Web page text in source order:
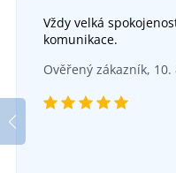
Vždy velká
komunikace.
Ověřený zákazník, 10.